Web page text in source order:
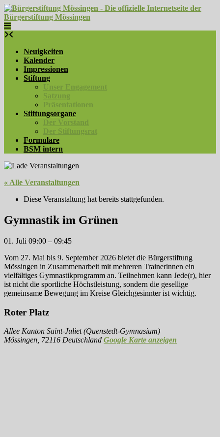
Skip
to
content
Neuigkeiten
Kalender
Impressionen
Stiftung
Unser Engagement
Satzung
Präsentationen
Stiftungsorgane
Der Vorstand
Der Stiftungsrat
Formulare
BSM intern
« Alle Veranstaltungen
Diese Veranstaltung hat bereits stattgefunden.
Gymnastik im Grünen
01. Juli 09:00 – 09:45
Vom 27. Mai bis 9. September 2026 bietet die Bürgerstiftung
Mössingen in Zusammenarbeit mit mehreren Trainerinnen ein
vielfältiges Gymnastikprogramm an. Teilnehmen kann Jede(r), hier
ist nicht die sportliche Höchstleistung, sondern die gesellige
gemeinsame Bewegung im Kreise Gleichgesinnter ist wichtig.
Roter Platz
Allee Kanton Saint-Juliet (Quenstedt-Gymnasium)
Mössingen 72116 Deutschland Google Karte anzeigen